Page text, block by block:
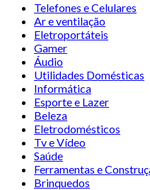
Telefones e Celulares
Ar e ventilação
Eletroportáteis
Gamer
Áudio
Utilidades Domésticas
Informática
Esporte e Lazer
Beleza
Eletrodomésticos
Tv e Vídeo
Saúde
Ferramentas e
Brinquedos